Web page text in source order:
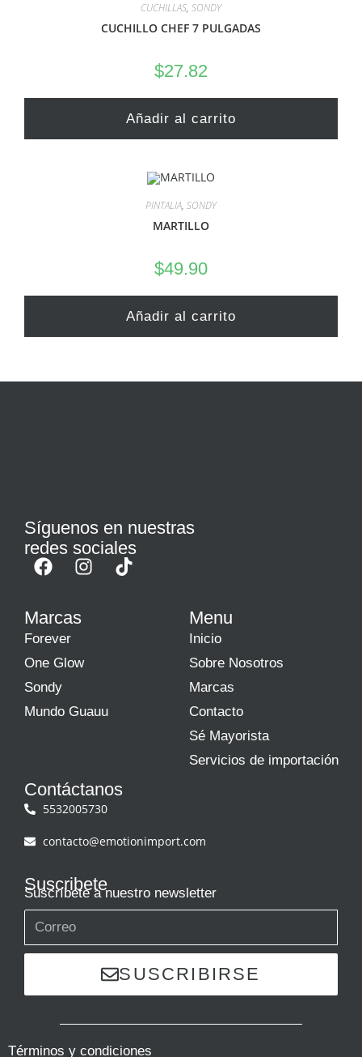
CUCHILLAS, SONDY
CUCHILLO CHEF 7 PULGADAS
$27.82
Añadir al carrito
PINTALIA, SONDY
MARTILLO
$49.90
Añadir al carrito
Síguenos en nuestras
redes sociales
Marcas
Forever
One Glow
Sondy
Mundo Guauu
Menu
Inicio
Sobre Nosotros
Marcas
Contacto
Sé Mayorista
Servicios de importación
Contáctanos
5532005730
contacto@emotionimport.com
Suscribete
Suscríbete a nuestro newsletter
SUSCRIBIRSE
Términos y condiciones